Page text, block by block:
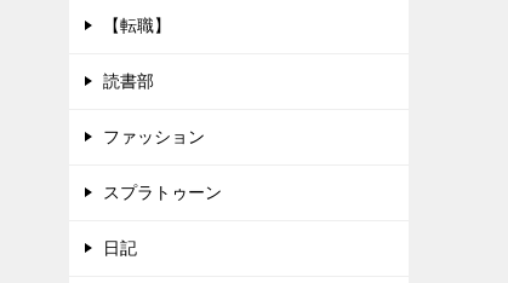
【転職】
読書部
ファッション
スプラトゥーン
日記